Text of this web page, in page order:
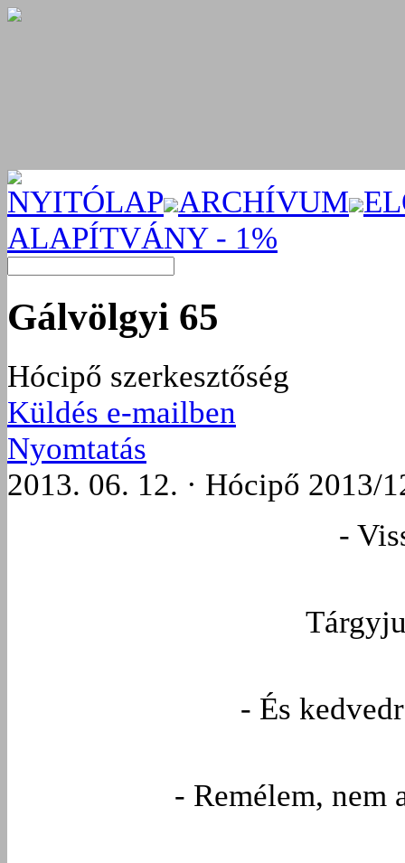
NYITÓLAP ARCHÍVUM
ALAPÍTVÁNY - 1%
Gálvölgyi 65
Hócipő szerkesztőség
Küldés e-mailben
Nyomtatás
2013. 06. 12. · Hócipő 2013/
-
- És
- Remélem, nem